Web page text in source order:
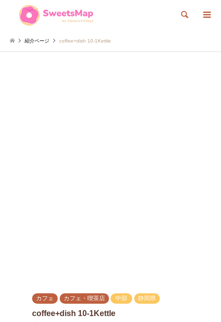
検索
紹介ページ coffee+dish 10-1Kettle
カフェ カフェ・喫茶店 中部 静岡県
coffee+dish 10-1Kettle